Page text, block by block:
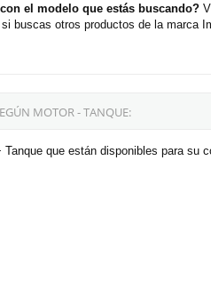
el modelo que estás buscando?
buscas otros productos de la marca
MOTOR - TANQUE:
que están disponibles para su